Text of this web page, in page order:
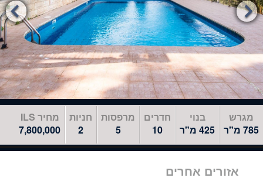
מגרש
785 מ"ר
בנוי
425 מ"ר
חדרים
10
מרפסות
5
חניות
2
מחיר ILS
7,800,000


אזורים אחרים